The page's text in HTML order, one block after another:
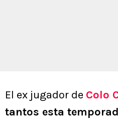
El ex jugador de Colo
tantos esta